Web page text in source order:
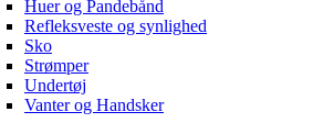
Huer og Pandebånd
Refleksveste og synlighed
Sko
Strømper
Undertøj
Vanter og Handsker